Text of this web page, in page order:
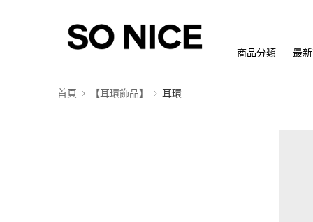
商品分類 最
首頁 【耳環飾品】 耳環